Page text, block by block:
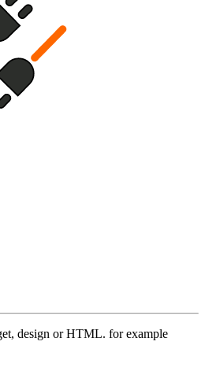
design or HTML. for example